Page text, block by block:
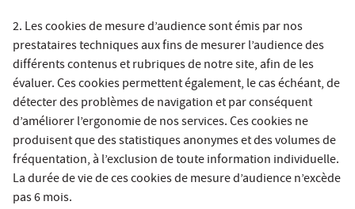
2. Les cookies de mesure d’audience sont émis par nos
prestataires techniques aux fins de mesurer l’audience des
différents contenus et rubriques de notre site, afin de les
évaluer. Ces cookies permettent également, le cas échéant, de
détecter des problèmes de navigation et par conséquent
d’améliorer l’ergonomie de nos services. Ces cookies ne
produisent que des statistiques anonymes et des volumes de
fréquentation, à l’exclusion de toute information individuelle.
La durée de vie de ces cookies de mesure d’audience n’excède
pas 6 mois.